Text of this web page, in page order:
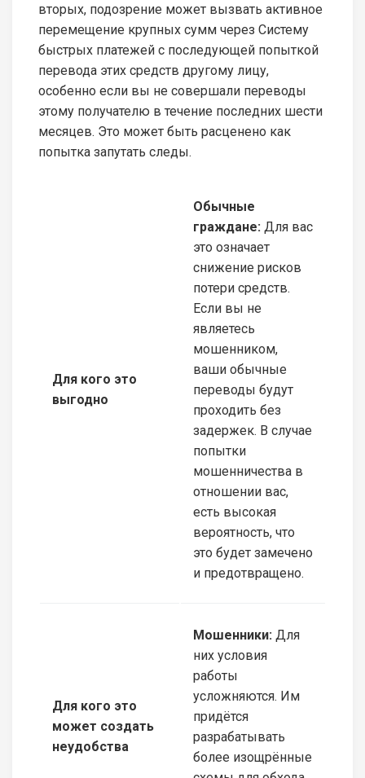
вторых, подозрение может вызвать активное
перемещение крупных сумм через Систему
быстрых платежей с последующей попыткой
перевода этих средств другому лицу,
особенно если вы не совершали переводы
этому получателю в течение последних шести
месяцев. Это может быть расценено как
попытка запутать следы.
Для кого это
выгодно
Обычные
граждане: Для вас
это означает
снижение рисков
потери средств.
Если вы не
являетесь
мошенником,
ваши обычные
переводы будут
проходить без
задержек. В случае
попытки
мошенничества в
отношении вас,
есть высокая
вероятность, что
это будет замечено
и предотвращено.
Для кого это
может создать
неудобства
Мошенники: Для
них условия
работы
усложняются. Им
придётся
разрабатывать
более изощрённые